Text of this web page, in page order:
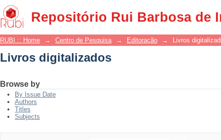
Repositório Rui Barbosa de
Livros digitalizados
RUBI :: Home → Centro de Pesquisa → Editoração → Livros
Livros digitalizados
Browse by
By Issue Date
Authors
Titles
Subjects